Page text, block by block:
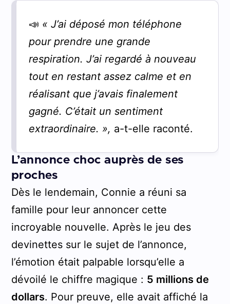
📣 « J’ai déposé mon téléphone
pour prendre une grande
respiration. J’ai regardé à nouveau
tout en restant assez calme et en
réalisant que j’avais finalement
gagné. C’était un sentiment
extraordinaire. », a-t-elle raconté.
L’annonce choc auprès de ses
proches
Dès le lendemain, Connie a réuni sa
famille pour leur annoncer cette
incroyable nouvelle. Après le jeu des
devinettes sur le sujet de l’annonce,
l’émotion était palpable lorsqu’elle a
dévoilé le chiffre magique : 5 millions de
dollars. Pour preuve, elle avait affiché la